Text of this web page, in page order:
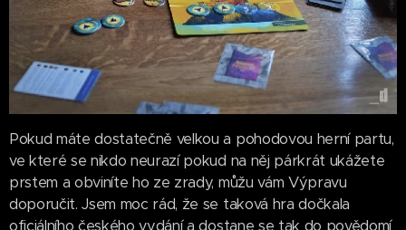
Pokud máte dostatečně velkou a pohodovou herní partu,
ve které se nikdo neurazí pokud na něj párkrát ukážete
prstem a obviníte ho ze zrady, můžu vám Výpravu
doporučit. Jsem moc rád, že se taková hra dočkala
oficiálního českého vydání a dostane se tak do povědomí